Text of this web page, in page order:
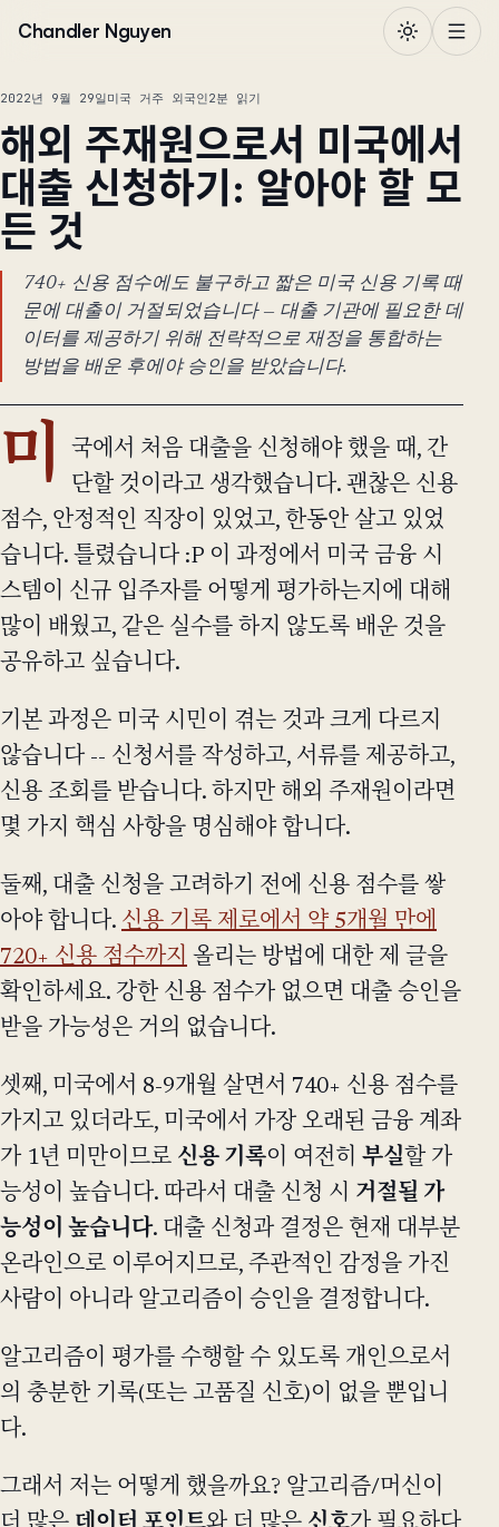
Chandler Nguyen
2022년 9월 29일미국 거주 외국인2분 읽기
해외 주재원으로서 미국에서
대출 신청하기: 알아야 할 모
든 것
740+ 신용 점수에도 불구하고 짧은 미국 신용 기록 때
문에 대출이 거절되었습니다 — 대출 기관에 필요한 데
이터를 제공하기 위해 전략적으로 재정을 통합하는
방법을 배운 후에야 승인을 받았습니다.
미
국에서 처음 대출을 신청해야 했을 때, 간
단할 것이라고 생각했습니다. 괜찮은 신용
점수, 안정적인 직장이 있었고, 한동안 살고 있었
습니다. 틀렸습니다 :P 이 과정에서 미국 금융 시
스템이 신규 입주자를 어떻게 평가하는지에 대해
많이 배웠고, 같은 실수를 하지 않도록 배운 것을
공유하고 싶습니다.
기본 과정은 미국 시민이 겪는 것과 크게 다르지
않습니다 -- 신청서를 작성하고, 서류를 제공하고,
신용 조회를 받습니다. 하지만 해외 주재원이라면
몇 가지 핵심 사항을 명심해야 합니다.
둘째, 대출 신청을 고려하기 전에 신용 점수를 쌓
아야 합니다. 신용 기록 제로에서 약 5개월 만에
720+ 신용 점수까지 올리는 방법에 대한 제 글을
확인하세요. 강한 신용 점수가 없으면 대출 승인을
받을 가능성은 거의 없습니다.
셋째, 미국에서 8-9개월 살면서 740+ 신용 점수를
가지고 있더라도, 미국에서 가장 오래된 금융 계좌
가 1년 미만이므로 신용 기록이 여전히 부실할 가
능성이 높습니다. 따라서 대출 신청 시 거절될 가
능성이 높습니다. 대출 신청과 결정은 현재 대부분
온라인으로 이루어지므로, 주관적인 감정을 가진
사람이 아니라 알고리즘이 승인을 결정합니다.
알고리즘이 평가를 수행할 수 있도록 개인으로서
의 충분한 기록(또는 고품질 신호)이 없을 뿐입니
다.
그래서 저는 어떻게 했을까요? 알고리즘/머신이